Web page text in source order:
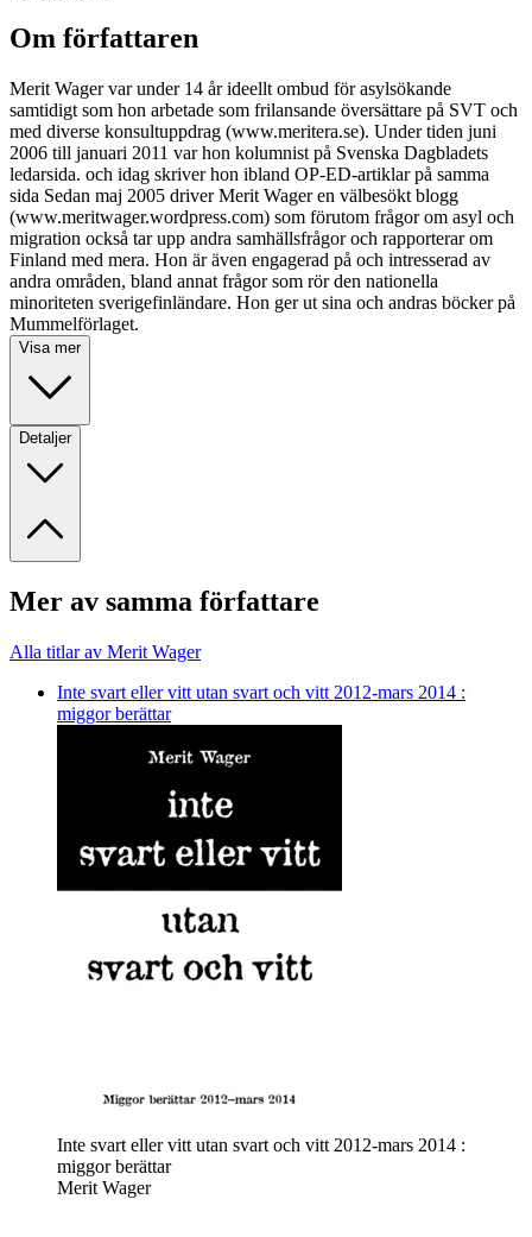
Om författaren
Merit Wager var under 14 år ideellt ombud för asylsökande
samtidigt som hon arbetade som frilansande översättare på SVT och
med diverse konsultuppdrag (www.meritera.se). Under tiden juni
2006 till januari 2011 var hon kolumnist på Svenska Dagbladets
ledarsida. och idag skriver hon ibland OP-ED-artiklar på samma
sida Sedan maj 2005 driver Merit Wager en välbesökt blogg
(www.meritwager.wordpress.com) som förutom frågor om asyl och
migration också tar upp andra samhällsfrågor och rapporterar om
Finland med mera. Hon är även engagerad på och intresserad av
andra områden, bland annat frågor som rör den nationella
minoriteten sverigefinländare. Hon ger ut sina och andras böcker på
Mummelförlaget.
Visa mer
Detaljer
Mer av samma författare
Alla titlar av Merit Wager
Inte svart eller vitt utan svart och vitt 2012-mars 2014 :
miggor berättar
Inte svart eller vitt utan svart och vitt 2012-mars 2014 :
miggor berättar
Merit Wager